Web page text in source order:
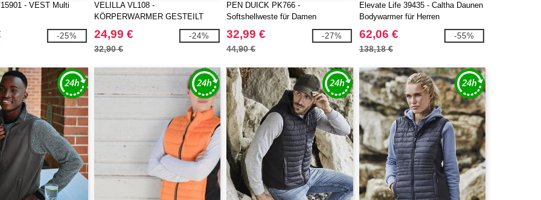
- VEST Multi
-25%
VELILLA VL108 -
KÖRPERWARMER GESTEILT
Multi Taschen
24,99 €
32,90 €
-24%
PEN DUICK PK766 -
Softshellweste für Damen
32,99 €
44,90 €
-27%
Elevate Life 39435 - Caltha Daunen
Bodywarmer für Herren
62,06 €
138,18 €
-55%